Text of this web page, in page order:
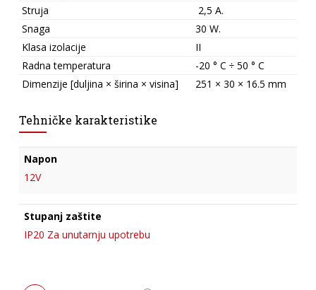
Struja
2,5 A.
Snaga
30 W.
Klasa izolacije
II
Radna temperatura
-20 ° C ÷ 50 ° C
Dimenzije [duljina × širina × visina]
251 × 30 × 16.5 mm
Tehničke karakteristike
Napon
12V
Stupanj zaštite
IP20 Za unutarnju upotrebu